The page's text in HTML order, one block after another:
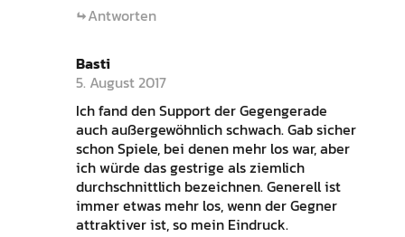
Antworten
Basti
5. August 2017
Ich fand den Support der Gegengerade
auch außergewöhnlich schwach. Gab sicher
schon Spiele, bei denen mehr los war, aber
ich würde das gestrige als ziemlich
durchschnittlich bezeichnen. Generell ist
immer etwas mehr los, wenn der Gegner
attraktiver ist, so mein Eindruck.